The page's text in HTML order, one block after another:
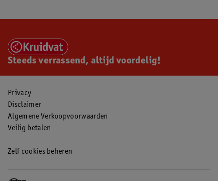
Steeds verrassend, altijd voordelig!
Privacy
Disclaimer
Algemene Verkoopvoorwaarden
Veilig betalen
Zelf cookies beheren